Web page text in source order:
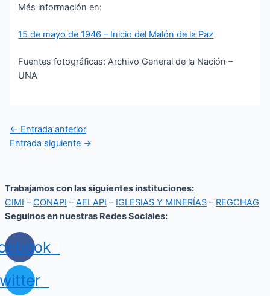
Más información en:
15 de mayo de 1946 – Inicio del Malón de la Paz
Fuentes fotográficas: Archivo General de la Nación –
UNA
← Entrada anterior
Entrada siguiente →
Trabajamos con las siguientes instituciones:
CIMI –CONAPI –AELAPI – IGLESIAS Y MINERÍAS – REGCHAG
Seguinos en nuestras Redes Sociales: